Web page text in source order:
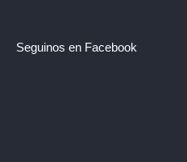
Seguinos en Facebook